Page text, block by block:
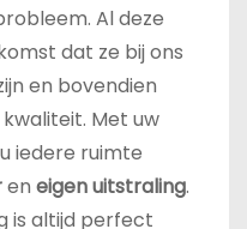
Al deze
dat ze bij ons
en bovendien
Met uw
iedere ruimte
en eigen uitstraling.
is altijd perfect